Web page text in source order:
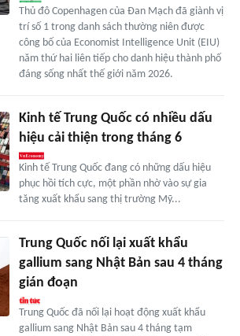
Thủ đô Copenhagen của Đan Mạch đã giành vị
trí số 1 trong danh sách thường niên được
công bố của Economist Intelligence Unit (EIU)
năm thứ hai liên tiếp cho danh hiệu thành phố
đáng sống nhất thế giới năm 2026.
Kinh tế Trung Quốc có nhiều dấu
hiệu cải thiện trong tháng 6
Kinh tế Trung Quốc đang có những dấu hiệu
phục hồi tích cực, một phần nhờ vào sự gia
tăng xuất khẩu sang thị trường Mỹ...
Trung Quốc nối lại xuất khẩu
gallium sang Nhật Bản sau 4 tháng
gián đoạn
Trung Quốc đã nối lại hoạt động xuất khẩu
gallium sang Nhật Bản sau 4 tháng tạm